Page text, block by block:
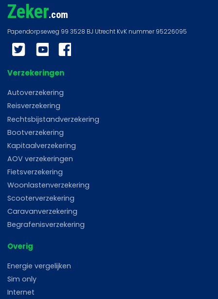
Zeker.com
Twitter YouTube
Verzekeringen
Autoverzekering
Reisverzekering
Rechtsbijstandverzekering
Bootverzekering
Kapitaalverzekering
AOV verzekeringen
Fietsverzekering
Woonlastenverzekering
Scooterverzekering
Caravanverzekering
Begrafenisverzekering
Overig
Energie vergelijken
Sim only
Internet